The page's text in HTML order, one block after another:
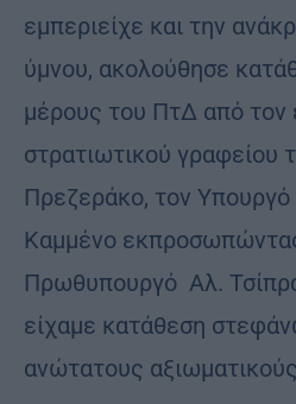
εμπεριείχε και την
ύμνου, ακολούθησε
μέρους του ΠτΔ από τον
στρατιωτικού γραφείου
Πρεζεράκο, τον
Καμμένο
Πρωθυπουργό Αλ.
είχαμε κατάθεση
ανώτατους